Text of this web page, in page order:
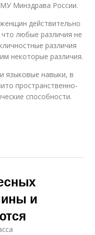
Минздрава России.
действительно
любые различия не
различия
некоторые различия.
языковые навыки, в
пространственно-
способности.
и